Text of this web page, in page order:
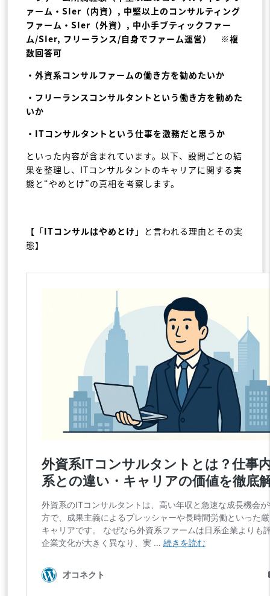
ァーム・SIer（内資）, 中堅以上のコンサルティング
ファーム・SIer（外資）, 中小手ブティックファー
ム/SIer, フリーランス/自身でファーム運営） ※複
数回答可
・外資系コンサルファームの働き方を勧めたいか
・フリーランスコンサルタントという働き方を勧めた
いか
・ITコンサルタントという仕事を激務だと思うか
といった内容が含まれています。以下、設問ごとの結
果を整理し、ITコンサルタントのキャリアに関する実
態と“やめとけ”の真相を考察します。
【「ITコンサルはやめとけ 」と言われる理由とその実
態】